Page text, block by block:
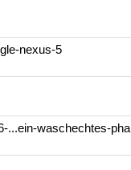
nexus-5
...ein-waschechtes-